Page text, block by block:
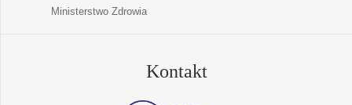
Ministerstwo Zdrowia
Kontakt